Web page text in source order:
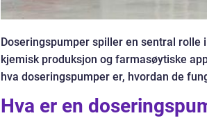
Doseringspumper spiller en sentral rolle
kjemisk produksjon og farmasøytiske
hva doseringspumper er, hvordan de
Hva er en